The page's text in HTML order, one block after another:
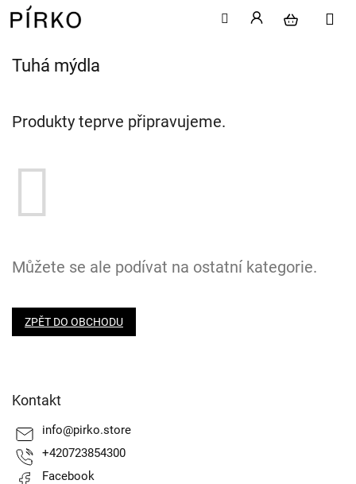
PřejítTuhá mýdla
Produkty teprve připravujeme.
Můžete se ale podívat na ostatní kategorie.
ZPĚT DO OBCHODU
Kontakt
info@pirko.store
+420723854300
Facebook